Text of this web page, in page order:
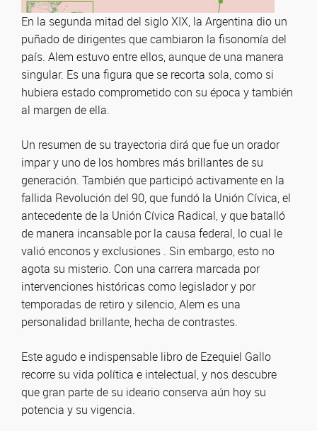
En la segunda mitad del siglo XIX, la Argentina dio un
puñado de dirigentes que cambiaron la fisonomía del
país. Alem estuvo entre ellos, aunque de una manera
singular. Es una figura que se recorta sola, como si
hubiera estado comprometido con su época y también
al margen de ella.
Un resumen de su trayectoria dirá que fue un orador
impar y uno de los hombres más brillantes de su
generación. También que participó activamente en la
fallida Revolución del 90, que fundó la Unión Cívica, el
antecedente de la Unión Cívica Radical, y que batalló
de manera incansable por la causa federal, lo cual le
valió enconos y exclusiones . Sin embargo, esto no
agota su misterio. Con una carrera marcada por
intervenciones históricas como legislador y por
temporadas de retiro y silencio, Alem es una
personalidad brillante, hecha de contrastes.
Este agudo e indispensable libro de Ezequiel Gallo
recorre su vida política e intelectual, y nos descubre
que gran parte de su ideario conserva aún hoy su
potencia y su vigencia.